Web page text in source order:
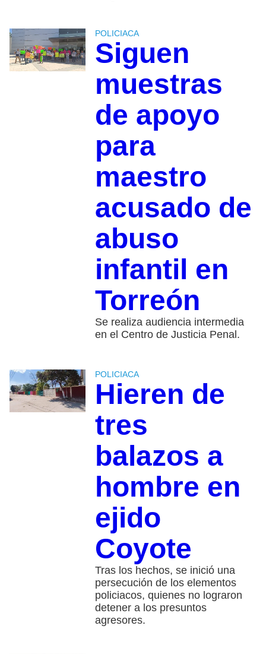
POLICIACA
Siguen
muestras
de apoyo
para
maestro
acusado de
abuso
infantil en
Torreón
Se realiza audiencia intermedia
en el Centro de Justicia Penal.
POLICIACA
Hieren de
tres
balazos a
hombre en
ejido
Coyote
Tras los hechos, se inició una
persecución de los elementos
policiacos, quienes no lograron
detener a los presuntos
agresores.